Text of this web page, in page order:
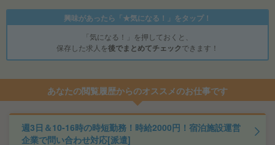
興味があったら「★気になる！」をタップ！
「気になる！」を押しておくと、
保存した求人を後でまとめてチェックできます！
あなたの閲覧履歴からのオススメのお仕事です
週3日＆10-16時の時短勤務！時給2000円！宿泊施設運営
企業で問い合わせ対応[派遣]